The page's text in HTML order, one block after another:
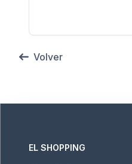
Volver
EL SHOPPING